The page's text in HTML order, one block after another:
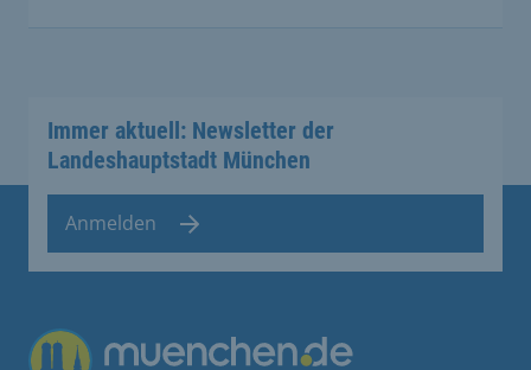
Immer aktuell: Newsletter der
Landeshauptstadt München
Anmelden
Übergreifende Links